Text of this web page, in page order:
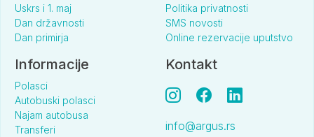
Uskrs i 1. maj
Dan državnosti
Dan primirja
Politika privatnosti
SMS novosti
Online rezervacije uputstvo
Informacije
Polasci
Autobuski polasci
Najam autobusa
Transferi
Kontakt
info@argus.rs